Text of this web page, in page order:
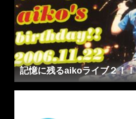
記憶に残るaikoライブ２！！